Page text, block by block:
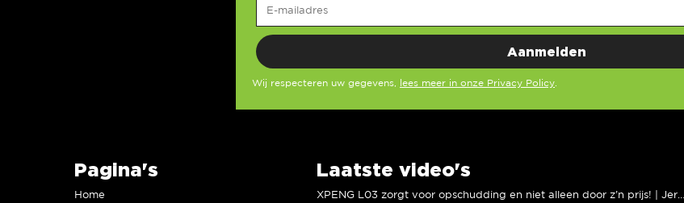
Wij respecteren uw gegevens, lees meer in onze Privacy Policy
Pagina's
Home
Laatste video's